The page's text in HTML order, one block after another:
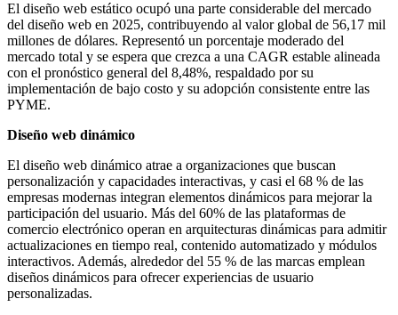
El diseño web estático ocupó una parte considerable del mercado
del diseño web en 2025, contribuyendo al valor global de 56,17 mil
millones de dólares. Representó un porcentaje moderado del
mercado total y se espera que crezca a una CAGR estable alineada
con el pronóstico general del 8,48%, respaldado por su
implementación de bajo costo y su adopción consistente entre las
PYME.
Diseño web dinámico
El diseño web dinámico atrae a organizaciones que buscan
personalización y capacidades interactivas, y casi el 68 % de las
empresas modernas integran elementos dinámicos para mejorar la
participación del usuario. Más del 60% de las plataformas de
comercio electrónico operan en arquitecturas dinámicas para admitir
actualizaciones en tiempo real, contenido automatizado y módulos
interactivos. Además, alrededor del 55 % de las marcas emplean
diseños dinámicos para ofrecer experiencias de usuario
personalizadas.